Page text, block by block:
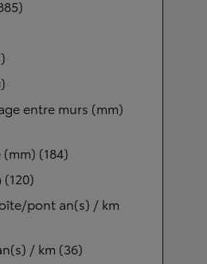
entre murs (mm)
(184)
pont an(s) / km
/ km (36)